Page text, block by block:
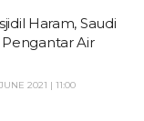
Haram, Saudi
Air
2021 | 11:00